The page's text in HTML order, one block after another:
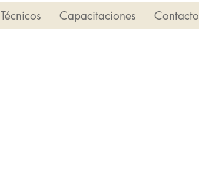
Capacitaciones Contacto